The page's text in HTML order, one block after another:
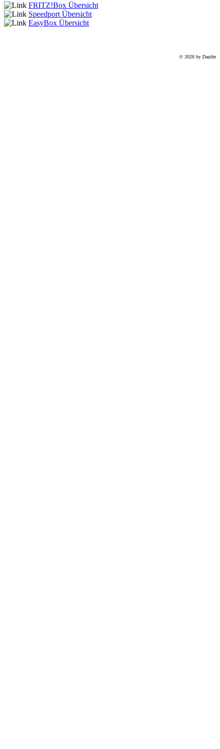
FRITZ!Box Übersicht
Speedport Übersicht
EasyBox Übersicht
© 2026 by Dazifer